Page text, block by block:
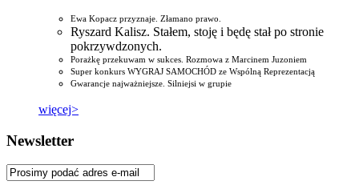
Ewa Kopacz przyznaje. Złamano prawo.
Ryszard Kalisz. Stałem, stoję i będę stał po stronie
pokrzywdzonych.
Porażkę przekuwam w sukces. Rozmowa z Marcinem Juzoniem
Super konkurs WYGRAJ SAMOCHÓD ze Wspólną Reprezentacją
Gwarancje najważniejsze. Silniejsi w grupie
więcej>
Newsletter